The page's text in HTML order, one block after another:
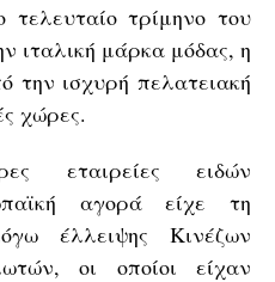
τρίμηνο του
ιταλική μάρκα μόδας, η
την ισχυρή πελατειακή
χώρες.
εταιρείες ειδών
αγορά είχε τη
έλλειψης Κινέζων
οι οποίοι είχαν